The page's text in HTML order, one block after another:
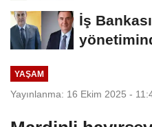
boşaltacak
İş
YAŞAM
Yayınlanma: 16 Ekim 2025 -